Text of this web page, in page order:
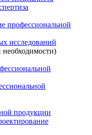
профессиональной
исследований
продукции